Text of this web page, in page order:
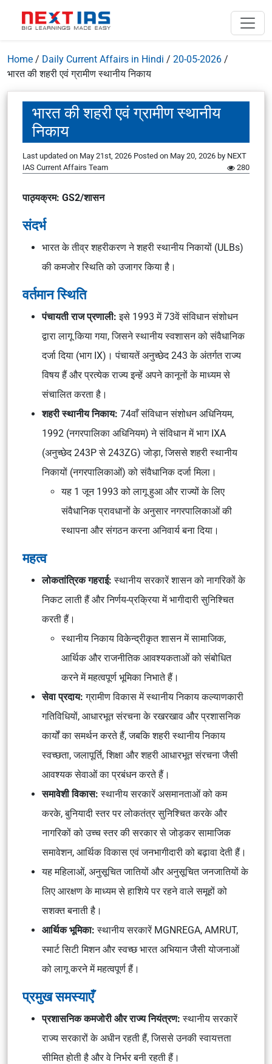
Home / Daily Current Affairs in Hindi / 20-05-2026 /
भारत की शहरी एवं ग्रामीण स्थानीय निकाय
भारत की शहरी एवं ग्रामीण स्थानीय
निकाय
Last updated on May 21st, 2026 Posted on May 20, 2026 by NEXT
IAS Current Affairs Team
280
पाठ्यक्रम: GS2/शासन
संदर्भ
भारत के तीव्र शहरीकरण ने शहरी स्थानीय निकायों (ULBs)
की कमजोर स्थिति को उजागर किया है।
वर्तमान स्थिति
पंचायती राज प्रणाली: इसे 1993 में 73वें संविधान संशोधन
द्वारा लागू किया गया, जिसने स्थानीय स्वशासन को संवैधानिक
दर्जा दिया (भाग IX)। पंचायतें अनुच्छेद 243 के अंतर्गत राज्य
विषय हैं और प्रत्येक राज्य इन्हें अपने कानूनों के माध्यम से
संचालित करता है।
शहरी स्थानीय निकाय: 74वाँ संविधान संशोधन अधिनियम,
1992 (नगरपालिका अधिनियम) ने संविधान में भाग IXA
(अनुच्छेद 243P से 243ZG) जोड़ा, जिससे शहरी स्थानीय
निकायों (नगरपालिकाओं) को संवैधानिक दर्जा मिला।
यह 1 जून 1993 को लागू हुआ और राज्यों के लिए
संवैधानिक प्रावधानों के अनुसार नगरपालिकाओं की
स्थापना और संगठन करना अनिवार्य बना दिया।
महत्व
लोकतांत्रिक गहराई: स्थानीय सरकारें शासन को नागरिकों के
निकट लाती हैं और निर्णय-प्रक्रिया में भागीदारी सुनिश्चित
करती हैं।
स्थानीय निकाय विकेन्द्रीकृत शासन में सामाजिक,
आर्थिक और राजनीतिक आवश्यकताओं को संबोधित
करने में महत्वपूर्ण भूमिका निभाते हैं।
सेवा प्रदाय: ग्रामीण विकास में स्थानीय निकाय कल्याणकारी
गतिविधियों, आधारभूत संरचना के रखरखाव और प्रशासनिक
कार्यों का समर्थन करते हैं, जबकि शहरी स्थानीय निकाय
स्वच्छता, जलापूर्ति, शिक्षा और शहरी आधारभूत संरचना जैसी
आवश्यक सेवाओं का प्रबंधन करते हैं।
समावेशी विकास: स्थानीय सरकारें असमानताओं को कम
करके, बुनियादी स्तर पर लोकतंत्र सुनिश्चित करके और
नागरिकों को उच्च स्तर की सरकार से जोड़कर सामाजिक
समावेशन, आर्थिक विकास एवं जनभागीदारी को बढ़ावा देती हैं।
यह महिलाओं, अनुसूचित जातियों और अनुसूचित जनजातियों के
लिए आरक्षण के माध्यम से हाशिये पर रहने वाले समूहों को
सशक्त बनाती है।
आर्थिक भूमिका: स्थानीय सरकारें MGNREGA, AMRUT,
स्मार्ट सिटी मिशन और स्वच्छ भारत अभियान जैसी योजनाओं
को लागू करने में महत्वपूर्ण हैं।
प्रमुख समस्याएँ
प्रशासनिक कमजोरी और राज्य नियंत्रण: स्थानीय सरकारें
राज्य सरकारों के अधीन रहती हैं, जिससे उनकी स्वायत्तता
सीमित होती है और वे निर्भर बनी रहती हैं।